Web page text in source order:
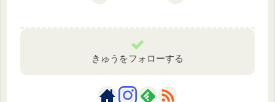
きゅうをフォローする